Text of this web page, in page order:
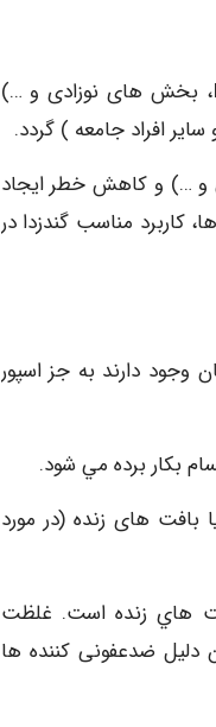
عفونت های بیمارستانی بعنوان یکی از عوامل عمده مرگ و میر در بخش های ویژه (سوختگی، ICU، بخش های نوزادی و …)
افراد جامعه ) گردد.
و …) و کاهش خطر ایجاد
کاربرد مناسب گندزدا در
وجود دارند به جز اسپور
بكار برده مي شود.
بافت های زنده (در مورد
هاي زنده است. غلظت
دلیل ضدعفونی کننده ها